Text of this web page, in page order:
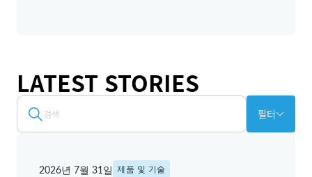
LATEST STORIES
필터
2026년 7월 31일 제품 및 기술